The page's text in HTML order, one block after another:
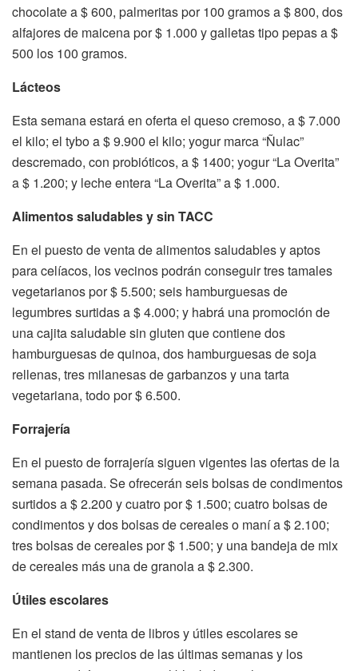
chocolate a $ 600, palmeritas por 100 gramos a $ 800, dos
alfajores de maicena por $ 1.000 y galletas tipo pepas a $
500 los 100 gramos.
Lácteos
Esta semana estará en oferta el queso cremoso, a $ 7.000
el kilo; el tybo a $ 9.900 el kilo; yogur marca “Ñulac”
descremado, con probióticos, a $ 1400; yogur “La Overita”
a $ 1.200; y leche entera “La Overita” a $ 1.000.
Alimentos saludables y sin TACC
En el puesto de venta de alimentos saludables y aptos
para celíacos, los vecinos podrán conseguir tres tamales
vegetarianos por $ 5.500; seis hamburguesas de
legumbres surtidas a $ 4.000; y habrá una promoción de
una cajita saludable sin gluten que contiene dos
hamburguesas de quinoa, dos hamburguesas de soja
rellenas, tres milanesas de garbanzos y una tarta
vegetariana, todo por $ 6.500.
Forrajería
En el puesto de forrajería siguen vigentes las ofertas de la
semana pasada. Se ofrecerán seis bolsas de condimentos
surtidos a $ 2.200 y cuatro por $ 1.500; cuatro bolsas de
condimentos y dos bolsas de cereales o maní a $ 2.100;
tres bolsas de cereales por $ 1.500; y una bandeja de mix
de cereales más una de granola a $ 2.300.
Útiles escolares
En el stand de venta de libros y útiles escolares se
mantienen los precios de las últimas semanas y los